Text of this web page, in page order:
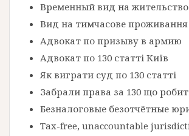
Временный вид на
Вид на тимчасове проживання
Адвокат по призыву в армию
Адвокат по 130 статті Київ
Як виграти суд по 130 статті
Забрали права за 130 що
Безналоговые безотчётные
Tax-free, unaccountable